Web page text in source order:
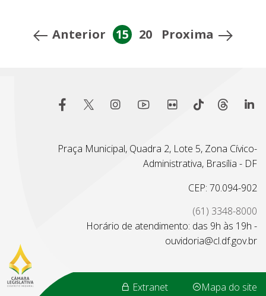
Anterior 15 20 Proxima
Praça Municipal, Quadra 2, Lote 5, Zona Cívico-
Administrativa, Brasília - DF
CEP: 70.094-902
(61) 3348-8000
Horário de atendimento: das 9h às 19h -
ouvidoria@cl.df.gov.br
Extranet Mapa do site